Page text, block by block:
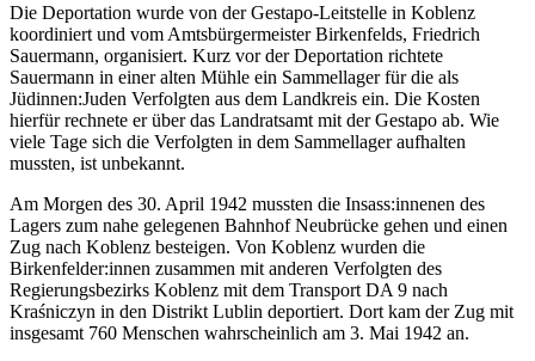
Die Deportation wurde von der Gestapo-Leitstelle in Koblenz
koordiniert und vom Amtsbürgermeister Birkenfelds, Friedrich
Sauermann, organisiert. Kurz vor der Deportation richtete
Sauermann in einer alten Mühle ein Sammellager für die als
Jüdinnen:Juden Verfolgten aus dem Landkreis ein. Die Kosten
hierfür rechnete er über das Landratsamt mit der Gestapo ab. Wie
viele Tage sich die Verfolgten in dem Sammellager aufhalten
mussten, ist unbekannt.
Am Morgen des 30. April 1942 mussten die Insass:innenen des
Lagers zum nahe gelegenen Bahnhof Neubrücke gehen und einen
Zug nach Koblenz besteigen. Von Koblenz wurden die
Birkenfelder:innen zusammen mit anderen Verfolgten des
Regierungsbezirks Koblenz mit dem Transport DA 9 nach
Kraśniczyn in den Distrikt Lublin deportiert. Dort kam der Zug mit
insgesamt 760 Menschen wahrscheinlich am 3. Mai 1942 an.